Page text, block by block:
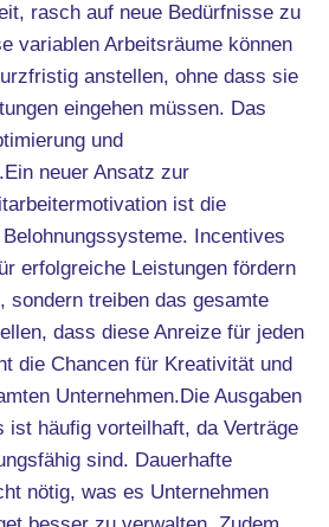
rasch auf neue Bedürfnisse zu
variablen Arbeitsräume können
anstellen, ohne dass sie
eingehen müssen. Das
und
neuer Ansatz zur
ist die
Incentives
erfolgreiche Leistungen fördern
sondern treiben das gesamte
dass diese Anreize für jeden
die Chancen für Kreativität und
Unternehmen.Die Ausgaben
ist häufig vorteilhaft, da Verträge
sind. Dauerhafte
nötig, was es Unternehmen